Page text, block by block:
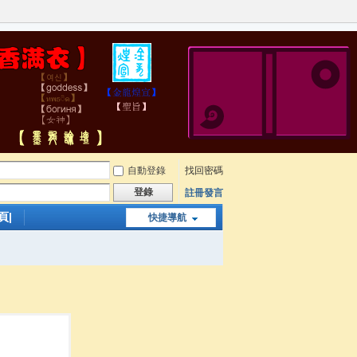
自動登錄
找回密碼
登錄
註冊發言
快捷導航
|